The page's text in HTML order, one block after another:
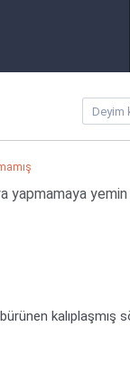
yapmamaya
kalıplaşmış